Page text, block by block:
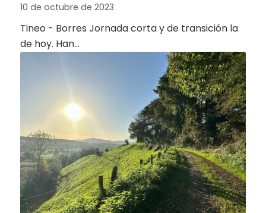
10 de octubre de 2023
Tineo - Borres Jornada corta y de transición la
de hoy. Han…